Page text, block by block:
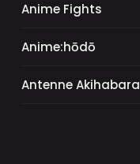
Anime Fights
Anime:hōdō
Antenne Akihabara